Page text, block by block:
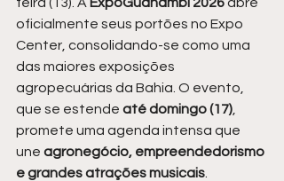
oficialmente seus portões no Expo
Center, consolidando-se como uma
das maiores exposições
agropecuárias da Bahia. O evento,
que se estende até domingo (17)
promete uma agenda intensa que
une agronegócio, empreendedorismo
e grandes atrações musicais